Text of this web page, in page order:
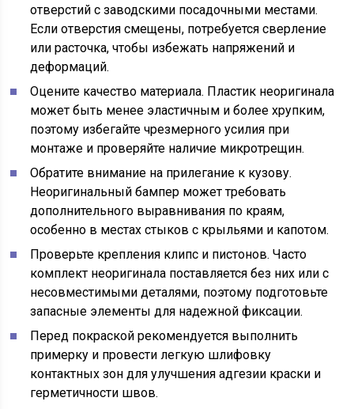
отверстий с заводскими посадочными местами.
Если отверстия смещены, потребуется сверление
или расточка, чтобы избежать напряжений и
деформаций.
Оцените качество материала. Пластик неоригинала
может быть менее эластичным и более хрупким,
поэтому избегайте чрезмерного усилия при
монтаже и проверяйте наличие микротрещин.
Обратите внимание на прилегание к кузову.
Неоригинальный бампер может требовать
дополнительного выравнивания по краям,
особенно в местах стыков с крыльями и капотом.
Проверьте крепления клипс и пистонов. Часто
комплект неоригинала поставляется без них или с
несовместимыми деталями, поэтому подготовьте
запасные элементы для надежной фиксации.
Перед покраской рекомендуется выполнить
примерку и провести легкую шлифовку
контактных зон для улучшения адгезии краски и
герметичности швов.